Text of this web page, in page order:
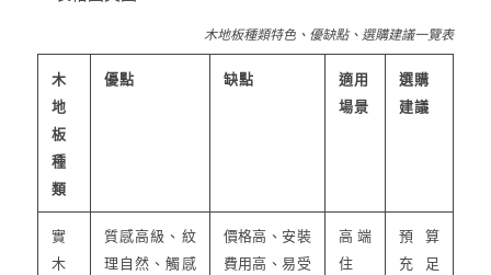
木地板種類特色、優缺點、選購建議一覽表
木
地
板
種
類
優點 缺點
適用
場景
選購
建議
實
木
質感高級、紋
理自然、觸感
價格高、安裝
費用高、易受
高端
住
預算
充足